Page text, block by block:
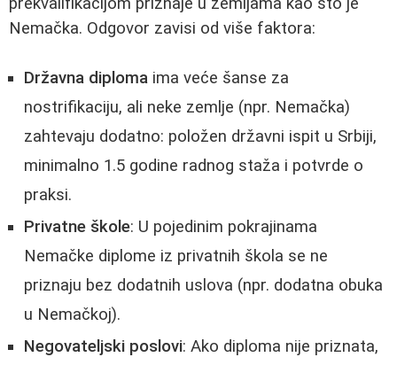
Nemačka. Odgovor zavisi od više faktora:
Državna diploma ima veće šanse za
nostrifikaciju, ali neke zemlje (npr. Nemačka)
zahtevaju dodatno: položen državni ispit u Srbiji,
minimalno 1.5 godine radnog staža i potvrde o
praksi.
Privatne škole: U pojedinim pokrajinama
Nemačke diplome iz privatnih škola se ne
priznaju bez dodatnih uslova (npr. dodatna obuka
u Nemačkoj).
Negovateljski poslovi: Ako diploma nije priznata,